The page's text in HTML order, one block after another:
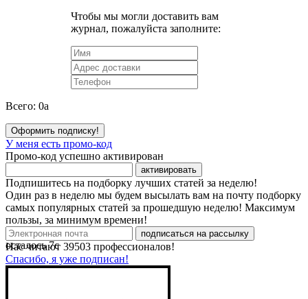
Чтобы мы могли доставить вам
журнал, пожалуйста заполните:
Всего: 0a
Оформить подписку!
У меня есть промо-код
Промо-код успешно активирован
активировать
Подпишитесь на подборку лучших статей за неделю!
Один раз в неделю мы будем высылать вам на почту подборку
самых популярных статей за прошедшую неделю! Максимум
пользы, за минимум времени!
подписаться на рассылку
Нас читают 39503 профессионалов!
Спасибо, я уже подписан!
осталось7с